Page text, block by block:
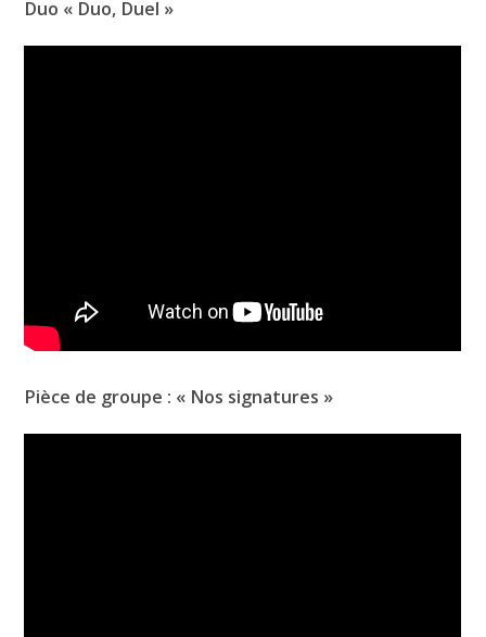
Duo « Duo, Duel »
Pièce de groupe : « Nos signatures »